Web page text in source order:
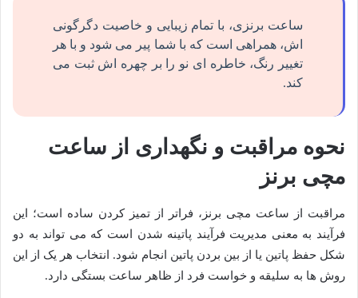
ساعت برنزی، با تمام زیبایی و خاصیت دگرگونی
اش، همراهی است که با شما پیر می شود و با هر
تغییر رنگ، خاطره ای نو را بر چهره اش ثبت می
کند.
نحوه مراقبت و نگهداری از ساعت
مچی برنز
مراقبت از ساعت مچی برنز، فراتر از تمیز کردن ساده است؛ این
فرآیند به معنی مدیریت فرآیند پاتینه شدن است که می تواند به دو
شکل حفظ پاتین یا از بین بردن پاتین انجام شود. انتخاب هر یک از این
روش ها به سلیقه و خواست فرد از ظاهر ساعت بستگی دارد.